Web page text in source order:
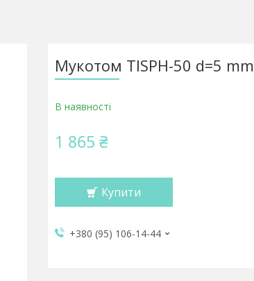
Мукотом TISPH-50 d=5 mm
В наявності
1 865 ₴
Купити
+380 (95) 106-14-44